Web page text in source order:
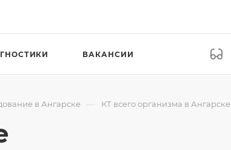
ВАКАНСИИ
в Ангарске — КТ всего организма в Ангарске